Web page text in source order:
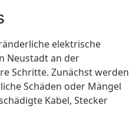
elektrische
Neustadt an der
Schritte. Zunächst werden
Schäden oder Mängel
Kabel, Stecker